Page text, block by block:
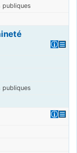
publiques
publiques